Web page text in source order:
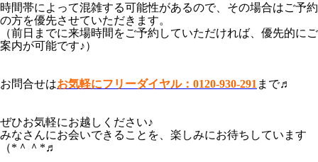
時間帯によって混雑する可能性があるので、その場合はご予約
の方を優先させていただきます。
（前日までに来場時間をご予約していただければ、優先的にご
案内が可能です♪）
お問合せはお気軽にフリーダイヤル：0120-930-291 まで♬
ぜひお気軽にお越しください♪
みなさんにお会いできることを、楽しみにお待ちしています
（*＾＾*♬